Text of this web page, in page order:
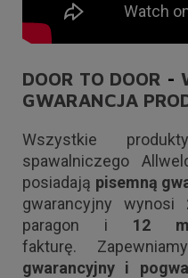
DOOR TO DOOR -
GWARANCJA
Wszystkie
spawalniczego
posiadają pisemną
gwarancyjny wynosi
paragon i 12
fakturę.
gwarancyjny i